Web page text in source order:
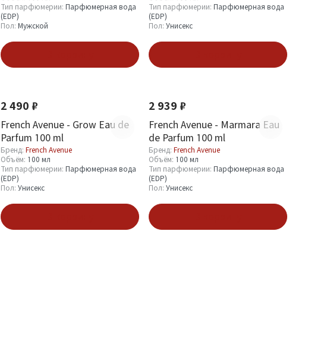
Тип парфюмерии: Парфюмерная вода
(EDP)
Пол: Мужской
Тип парфюмерии: Парфюмерная вода
(EDP)
Пол: Унисекс
2 490 ₽
French Avenue - Grow Eau de
Parfum 100 ml
Бренд: French Avenue
Объём: 100 мл
Тип парфюмерии: Парфюмерная вода
(EDP)
Пол: Унисекс
2 939 ₽
French Avenue - Marmara Eau
de Parfum 100 ml
Бренд: French Avenue
Объём: 100 мл
Тип парфюмерии: Парфюмерная вода
(EDP)
Пол: Унисекс